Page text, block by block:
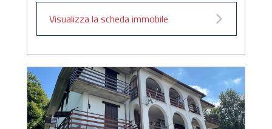
Visualizza la scheda immobile